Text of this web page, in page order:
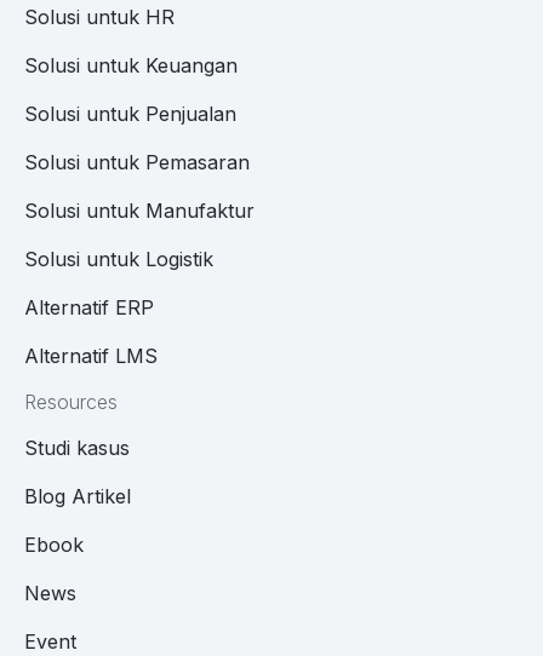
Solusi untuk HR
Solusi untuk Keuangan
Solusi untuk Penjualan
Solusi untuk Pemasaran
Solusi untuk Manufaktur
Solusi untuk Logistik
Alternatif ERP
Alternatif LMS
Resources
Studi kasus
Blog Artikel
Ebook
News
Event